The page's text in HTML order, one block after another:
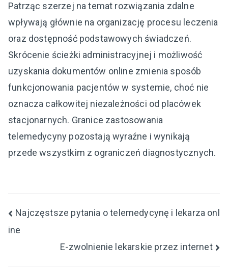
Patrząc szerzej na temat rozwiązania zdalne
wpływają głównie na organizację procesu leczenia
oraz dostępność podstawowych świadczeń.
Skrócenie ścieżki administracyjnej i możliwość
uzyskania dokumentów online zmienia sposób
funkcjonowania pacjentów w systemie, choć nie
oznacza całkowitej niezależności od placówek
stacjonarnych. Granice zastosowania
telemedycyny pozostają wyraźne i wynikają
przede wszystkim z ograniczeń diagnostycznych.
Nawigacja
wpisu
Najczęstsze pytania o telemedycynę i lekarza onl
ine
E-zwolnienie lekarskie przez internet